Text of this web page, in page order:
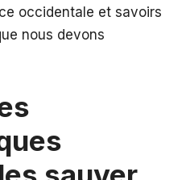
occidentale et savoirs
nous devons